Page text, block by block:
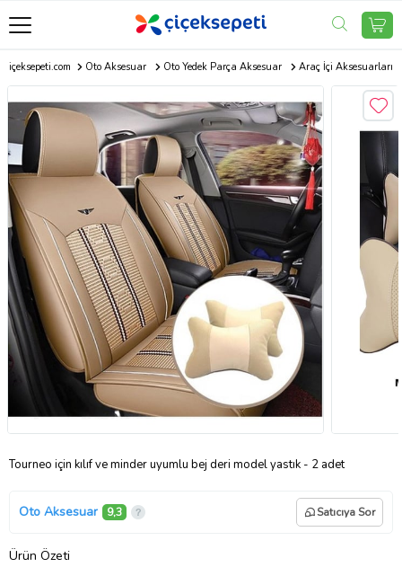
Çiçeksepeti.com Oto Aksesuar Oto Yedek Parça Aksesuar Araç İçi Aksesuarları
Tourneo için kılıf ve minder uyumlu bej deri model yastık - 2 adet
Oto Aksesuar 9,3 Satıcıya Sor
Ürün Özeti